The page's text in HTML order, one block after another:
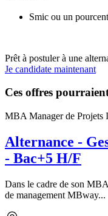
Smic ou un
Prêt à postuler à une
Je candidate maintenant
Ces offres
MBA Manager de Projets
Alternance -
- Bac+5 H/F
Dans le cadre de son
de management MBway...